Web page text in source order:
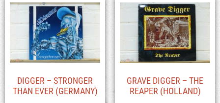
DIGGER – STRONGER
THAN EVER (GERMANY)
GRAVE DIGGER – THE
REAPER (HOLLAND)